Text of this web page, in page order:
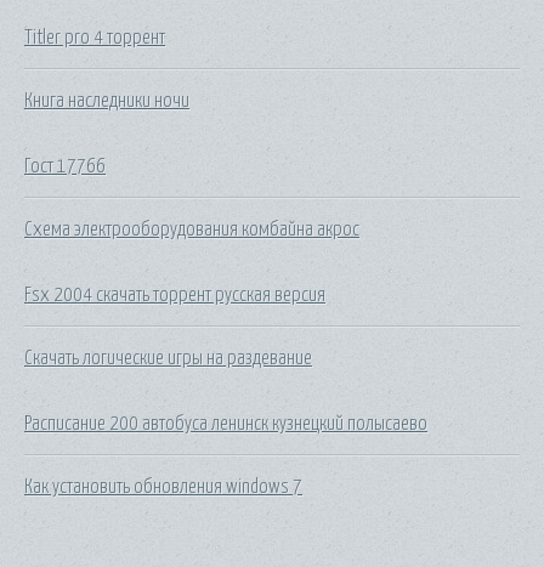
Titler pro 4 торрент
Книга наследники ночи
Гост 17766
Схема электрооборудования комбайна акрос
Fsx 2004 скачать торрент русская версия
Скачать логические игры на раздевание
Расписание 200 автобуса ленинск кузнецкий полысаево
Как установить обновления windows 7